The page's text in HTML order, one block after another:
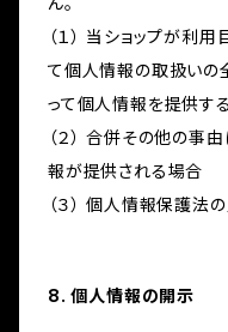
（１） 当ショップが利
て個人情報の取扱いの
って個人情報を提供す
（２） 合併その他の事
報が提供される場合
（３） 個人情報保護
8. 個人情報の開示